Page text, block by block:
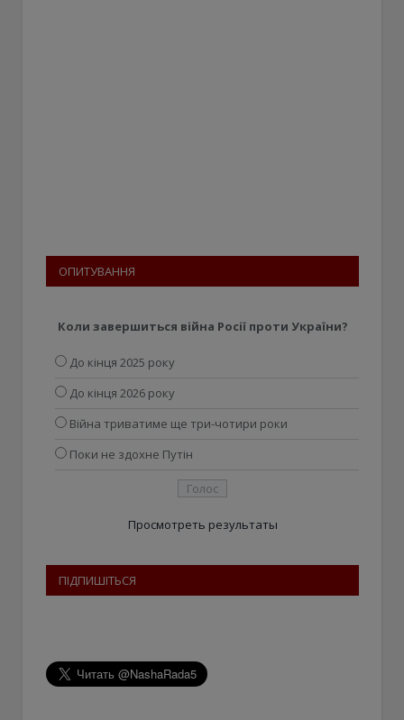
ОПИТУВАННЯ
Коли завершиться війна Росії проти України?
До кінця 2025 року
До кінця 2026 року
Війна триватиме ще три-чотири роки
Поки не здохне Путін
Просмотреть результаты
ПІДПИШІТЬСЯ